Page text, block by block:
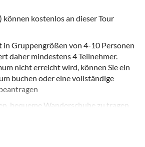
kostenlos an dieser Tour
in Gruppengrößen von 4-10 Personen
daher mindestens 4 Teilnehmer.
nicht erreicht wird, können Sie ein
buchen oder eine vollständige
bequeme Wanderschuhe zu tragen
Einkäufe mitzubringen